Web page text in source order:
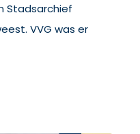
Stadsarchief
VVG was er